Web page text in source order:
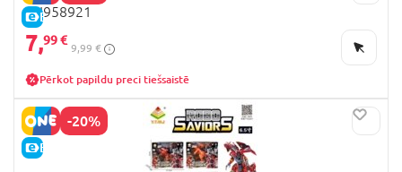
E-CENA
TH958921
7,99 €
9,99 €
Pērkot papildu preci tiešsaistē
-20%
E-CENA